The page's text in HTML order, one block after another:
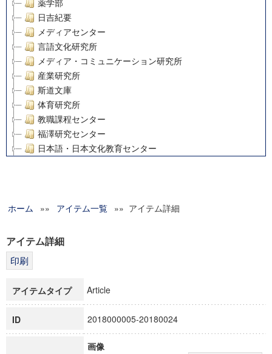
薬学部
日吉紀要
メディアセンター
言語文化研究所
メディア・コミュニケーション研究所
産業研究所
斯道文庫
体育研究所
教職課程センター
福澤研究センター
日本語・日本文化教育センター
グローバルリサーチインスティテュート
科学研究費補助金研究成果報告書
博士課程教育リーディングプログラム「超成熟社会発展のサ
ホーム »» アイテム一覧 »» アイテム詳細
アイテム詳細
アイテムタイプ Article
ID 2018000005-20180024
画像